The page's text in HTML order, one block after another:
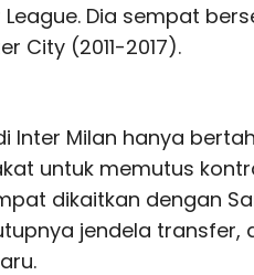
Dia sempat
City (2011-2017).
Inter Milan hanya
untuk memutus
dikaitkan dengan
jendela transfer,